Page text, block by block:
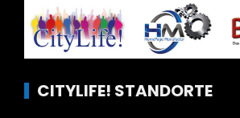
CITYLIFE! STANDORTE